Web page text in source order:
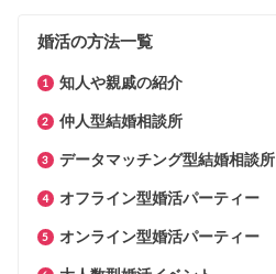
婚活の方法一覧
知人や親戚の紹介
仲人型結婚相談所
データマッチング型結婚相談所
オフライン型婚活パーティー
オンライン型婚活パーティー